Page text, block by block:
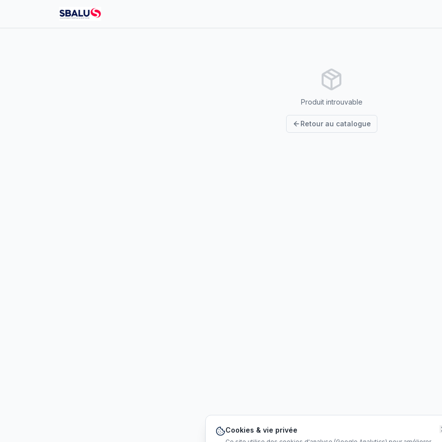
Produit introuvable
Retour au catalogue
Cookies & vie privée